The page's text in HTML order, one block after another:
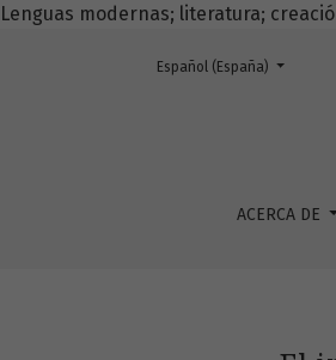
Lenguas modernas; literatura;
El interés superior
ACERCA DE
Cambiar el idioma. El actual
Español (España)